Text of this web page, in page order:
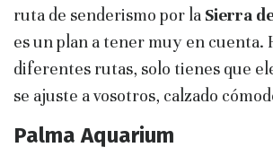
ruta de senderismo por la Sierra
es un plan a tener muy en cuenta.
diferentes rutas, solo tienes que
se ajuste a vosotros, calzado
Palma Aquarium